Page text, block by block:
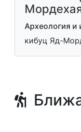
Археология и
кибуц Яд-